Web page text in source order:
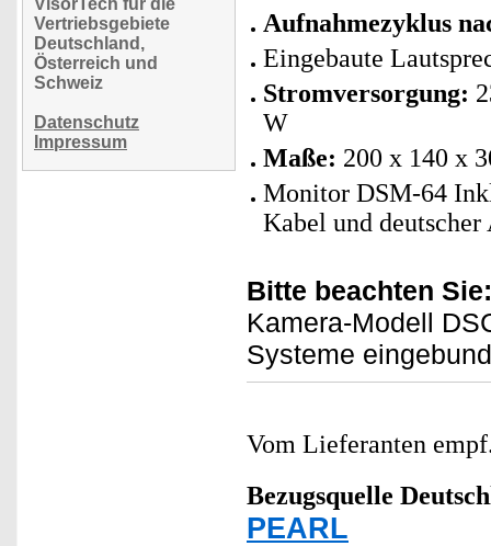
VisorTech für die
Vertriebsgebiete
Deutschland,
Österreich und
Schweiz
Datenschutz
Impressum
Aufnahmezyklus
Eingebaute
Stromversorgung:
W
Maße: 200 x 140 x
Monitor DSM-64
Kabel und
Bitte beachten Sie:
Kamera-Modell
Systeme
Vom Lieferanten
Bezugsquelle
PEARL